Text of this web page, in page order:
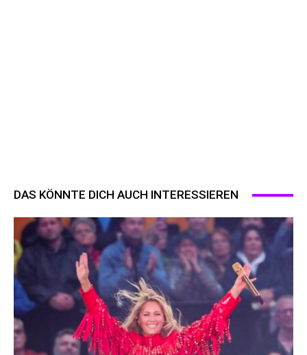
DAS KÖNNTE DICH AUCH INTERESSIEREN